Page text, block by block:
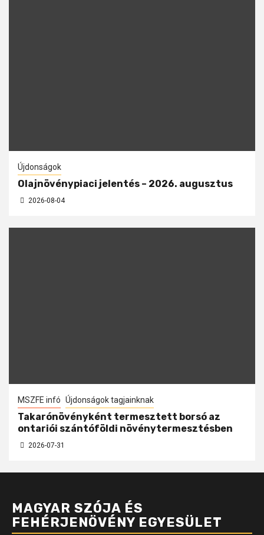
Újdonságok
Olajnövénypiaci jelentés – 2026. augusztus
2026-08-04
MSZFE infó Újdonságok tagjainknak
Takarónövényként termesztett borsó az
ontariói szántóföldi növénytermesztésben
2026-07-31
MAGYAR SZÓJA ÉS
FEHÉRJENÖVÉNY EGYESÜLET